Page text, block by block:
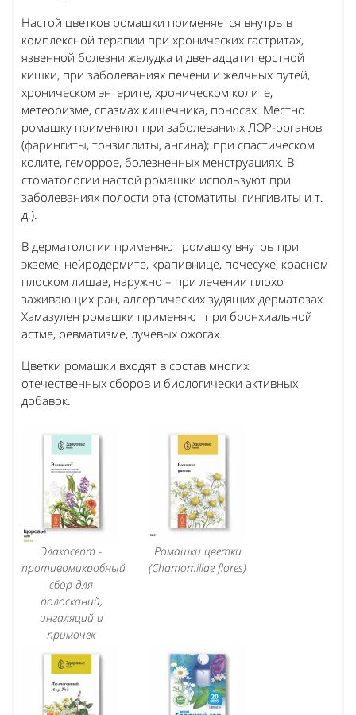
Настой цветков ромашки применяется внутрь в
комплексной терапии при хронических гастритах,
язвенной болезни желудка и двенадцатиперстной
кишки, при заболеваниях печени и желчных путей,
хроническом энтерите, хроническом колите,
метеоризме, спазмах кишечника, поносах. Местно
ромашку применяют при заболеваниях ЛОР-органов
(фарингиты, тонзиллиты, ангина); при спастическом
колите, геморрое, болезненных менструациях. В
стоматологии настой ромашки используют при
заболеваниях полости рта (стоматиты, гингивиты и т.
д.).
В дерматологии применяют ромашку внутрь при
экземе, нейродермите, крапивнице, почесухе, красном
плоском лишае, наружно – при лечении плохо
заживающих ран, аллергических зудящих дерматозах.
Хамазулен ромашки применяют при бронхиальной
астме, ревматизме, лучевых ожогах.
Цветки ромашки входят в состав многих
отечественных сборов и биологически активных
добавок.
Элакосепт -
противомикробный
сбор для
полосканий,
ингаляций и
примочек
Ромашки цветки
(Chamomillae flores)